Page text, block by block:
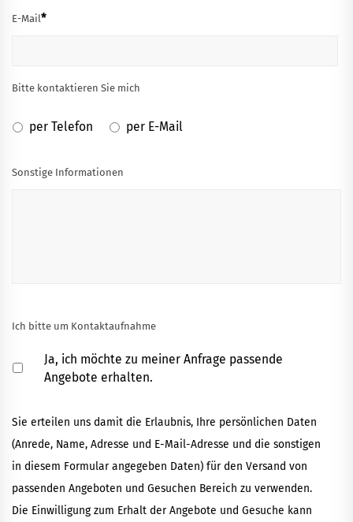
E-Mail*
Bitte kontaktieren Sie mich
per Telefon per E-Mail
Sonstige Informationen
Ich bitte um Kontaktaufnahme
Ja, ich möchte zu meiner Anfrage passende
Angebote erhalten.
Sie erteilen uns damit die Erlaubnis, Ihre persönlichen Daten
(Anrede, Name, Adresse und E-Mail-Adresse und die sonstigen
in diesem Formular angegeben Daten) für den Versand von
passenden Angeboten und Gesuchen Bereich zu verwenden.
Die Einwilligung zum Erhalt der Angebote und Gesuche kann